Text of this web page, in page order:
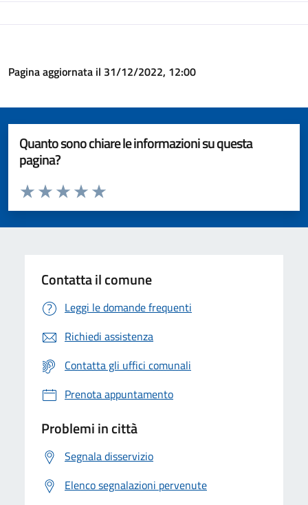
Pagina aggiornata il 31/12/2022, 12:00
Quanto sono chiare le informazioni su questa
pagina?
Valuta da 1 a 5 stelle la pagina
Valuta 5 stelle su 5
Valuta 4 stelle su 5
Valuta 3 stelle su 5
Valuta 2 stelle su 5
Valuta 1 stelle su 5
Contatta il comune
Leggi le domande frequenti
Richiedi assistenza
Contatta gli uffici comunali
Prenota appuntamento
Problemi in città
Segnala disservizio
Elenco segnalazioni pervenute